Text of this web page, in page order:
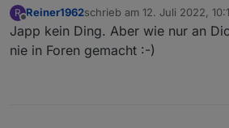
R
Offline
Reiner1962schrieb am 12. Juli 2022,
zuletzt editiert von
Japp kein Ding. Aber wie nur an
nie in Foren gemacht :-)